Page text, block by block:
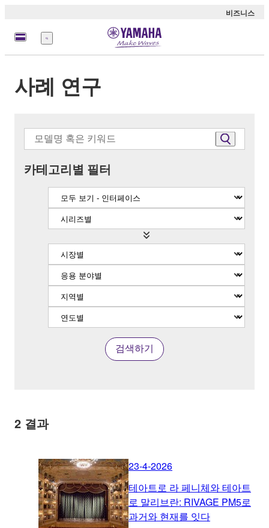
비즈니스
메
뉴
사례 연구
카테고리별 필터
검색하기
2 결과
23-4-2026
테아트로 라 페니체와 테아트
로 말리브란: RIVAGE PM5로
과거와 현재를 잇다